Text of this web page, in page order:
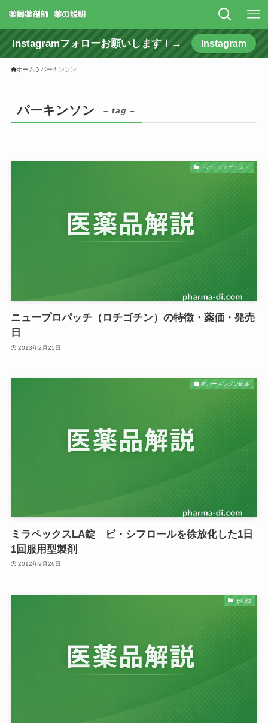
Instagramフォローお願いします！→ Instagram
ホーム パーキンソン
パーキンソン – tag –
ドパミンアゴニスト
ニュープロパッチ（ロチゴチン）の特徴・薬価・発売
日
2013年2月25日
抗パーキンソン病薬
ミラペックスLA錠 ビ・シフロールを徐放化した1日
1回服用型製剤
2012年9月26日
その他